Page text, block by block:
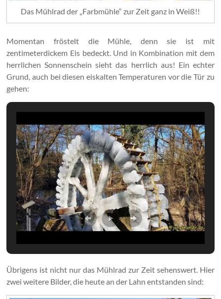
Das Mühlrad der „Farbmühle“ zur Zeit ganz in Weiß!!
Momentan fröstelt die Mühle, denn sie ist mit
zentimeterdickem Eis bedeckt. Und in Kombination mit dem
herrlichen Sonnenschein sieht das herrlich aus! Ein echter
Grund, auch bei diesen eiskalten Temperaturen vor die Tür zu
gehen:
Übrigens ist nicht nur das Mühlrad zur Zeit sehenswert. Hier
zwei weitere Bilder, die heute an der Lahn entstanden sind: